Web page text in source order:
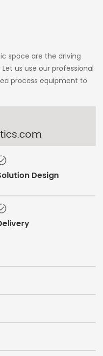
space are the driving
us use our professional
process equipment to
Design